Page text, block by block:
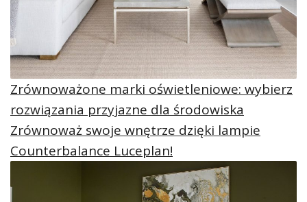
Zrównoważone marki oświetleniowe: wybierz
rozwiązania przyjazne dla środowiska
Zrównoważ swoje wnętrze dzięki lampie
Counterbalance Luceplan!